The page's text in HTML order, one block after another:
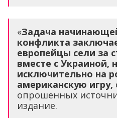
«Задача
конфликта
европейцы сели за
вместе с Украиной,
исключительно на
американскую игру,
опрошенных
издание.